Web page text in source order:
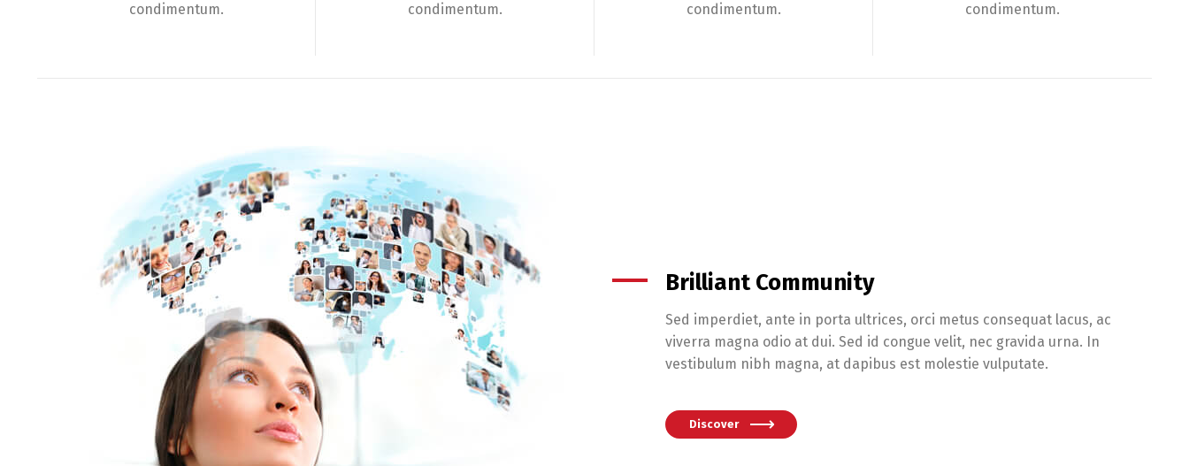
condimentum.
condimentum.
condimentum.
condimentum.
Brilliant Community
Sed imperdiet, ante in porta ultrices, orci metus consequat lacus, ac
viverra magna odio at dui. Sed id congue velit, nec gravida urna. In
vestibulum nibh magna, at dapibus est molestie vulputate.
Discover